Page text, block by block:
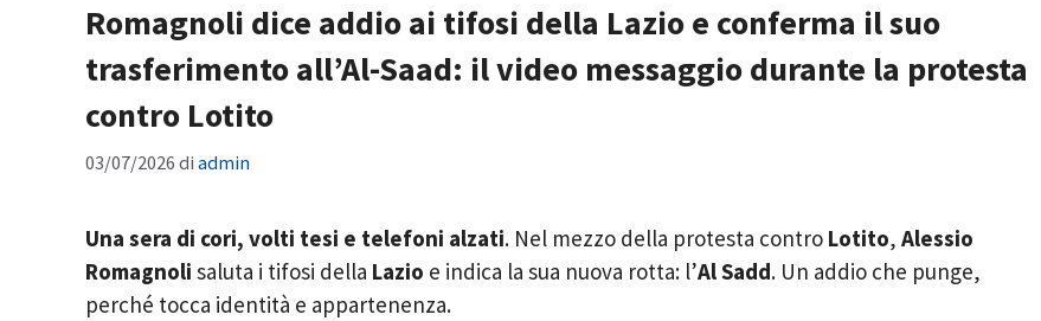
Romagnoli dice addio ai tifosi della Lazio e conferma il suo
trasferimento all’Al-Saad: il video messaggio durante la protesta
contro Lotito
03/07/2026 di admin
Una sera di cori, volti tesi e telefoni alzati. Nel mezzo della protesta contro Lotito, Alessio
Romagnoli saluta i tifosi della Lazio e indica la sua nuova rotta: l’Al Sadd. Un addio che punge,
perché tocca identità e appartenenza.